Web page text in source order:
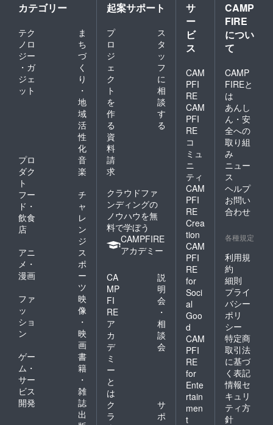
カテゴリー
テク
ノロ
ジー
・ガ
ジェ
ット
ま
ち
づ
く
り
・
地
域
活
性
化
プロ
ダク
ト
音
楽
フー
ド・
飲食
店
チ
ャ
レ
ン
ジ
アニ
メ・
漫画
ス
ポ
ー
ツ
ファ
ッ
ショ
ン
映
像
・
映
画
ゲー
ム・
サー
ビス
開発
書
籍
・
雑
誌
出
起案サポート
プ
ロ
ジ
ェ
ク
ト
を
作
る
ス
タ
ッ
フ
に
相
談
す
る
資
料
請
求
クラウドファ
ンディングの
ノウハウを無
料で学ぼう
CAMPFIRE
アカデミー
CA
MP
FI
RE
ア
カ
デ
ミ
ー
と
は
説
明
会
・
相
談
会
ク
ラ
サ
ポ
サ
ー
ビ
ス
CAM
PFI
RE
CAM
PFI
RE
コ
ミュ
ニ
ティ
CAM
PFI
RE
Crea
tion
CAM
PFI
RE
for
Soci
al
Goo
d
CAM
PFI
RE
for
Ente
rtain
men
t
CAMP
FIRE
につい
て
CAMP
FIREと
は
あんし
ん・安
全への
取り組
み
ニュー
ス
ヘルプ
お問い
合わせ
各種規定
利用規
約
細則
プライ
バシー
ポリ
シー
特定商
取引法
に基づ
く表記
情報セ
キュリ
ティ方
針